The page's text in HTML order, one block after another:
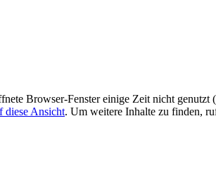
Browser-Fenster einige Zeit nicht genutzt
diese Ansicht. Um weitere Inhalte zu finden,